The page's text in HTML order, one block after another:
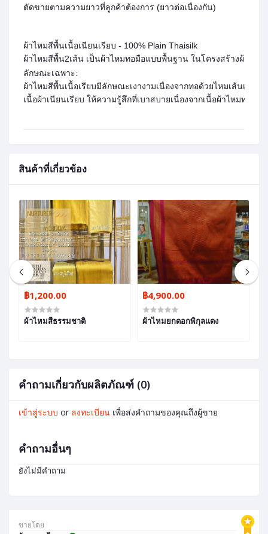
ขายโดย
ตัดขายตามความยาวที่ลูกค้าต้องการ (ยาวต่อเนื่องกัน)
ผ้าไหมสีพื้นเนื้อเนียนเรียบ - 100% Plain Thaisilk
ผ้าไหมสีพื้น2เส้น เป็นผ้าไหมทอมือแบบพื้นฐาน ในโครงสร้างผ้า
ลักษณะเฉพาะ:
ผ้าไหมสีพื้นเนื้อเรียบมีลักษณะเงางามเนื่องจากทอด้วยไหมเส้นเล็ก
เนื้อผ้าเนียนเรียบ ให้ความรู้สึกที่เบาสบายเนื่องจากเนื้อผ้าไหมทอ
สินค้าที่เกี่ยวข้อง
฿1,200.00
ผ้าไหมสีธรรมชาติ
฿4,900.00
ผ้าไหมยกดอกพิกุลแดง
คำถามเกี่ยวกับผลิตภัณฑ์ (0)
เข้าสู่ระบบ or ลงทะเบียน เพื่อส่งคำถามของคุณถึงผู้ขาย
คำถามอื่นๆ
ยังไม่มีคำถาม